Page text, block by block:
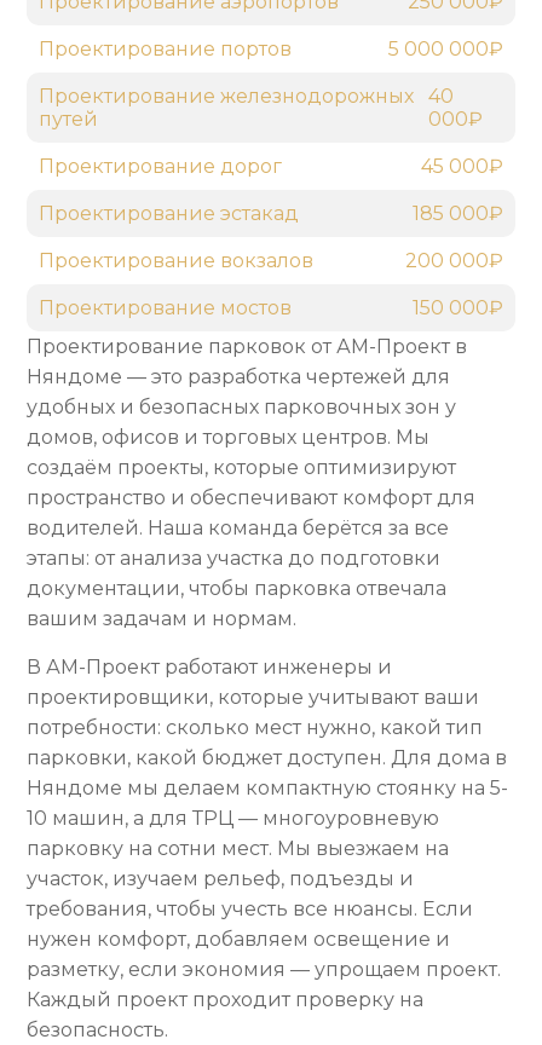
Проектирование парковок от АМ-Проект в
Няндоме — это разработка чертежей для
удобных и безопасных парковочных зон у
домов, офисов и торговых центров. Мы
создаём проекты, которые оптимизируют
пространство и обеспечивают комфорт для
водителей. Наша команда берётся за все
этапы: от анализа участка до подготовки
документации, чтобы парковка отвечала
вашим задачам и нормам.
В АМ-Проект работают инженеры и
проектировщики, которые учитывают ваши
потребности: сколько мест нужно, какой тип
парковки, какой бюджет доступен. Для дома в
Няндоме мы делаем компактную стоянку на 5-
10 машин, а для ТРЦ — многоуровневую
парковку на сотни мест. Мы выезжаем на
участок, изучаем рельеф, подъезды и
требования, чтобы учесть все нюансы. Если
нужен комфорт, добавляем освещение и
разметку, если экономия — упрощаем проект.
Каждый проект проходит проверку на
безопасность.
Проектирование портов 5 000 000₽
Проектирование железнодорожных
путей
40
000₽
Проектирование дорог 45 000₽
Проектирование эстакад 185 000₽
Проектирование вокзалов 200 000₽
Проектирование мостов 150 000₽